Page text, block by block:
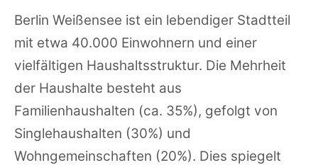
Berlin Weißensee ist ein lebendiger Stadtteil
mit etwa 40.000 Einwohnern und einer
vielfältigen Haushaltsstruktur. Die Mehrheit
der Haushalte besteht aus
Familienhaushalten (ca. 35%), gefolgt von
Singlehaushalten (30%) und
Wohngemeinschaften (20%). Dies spiegelt